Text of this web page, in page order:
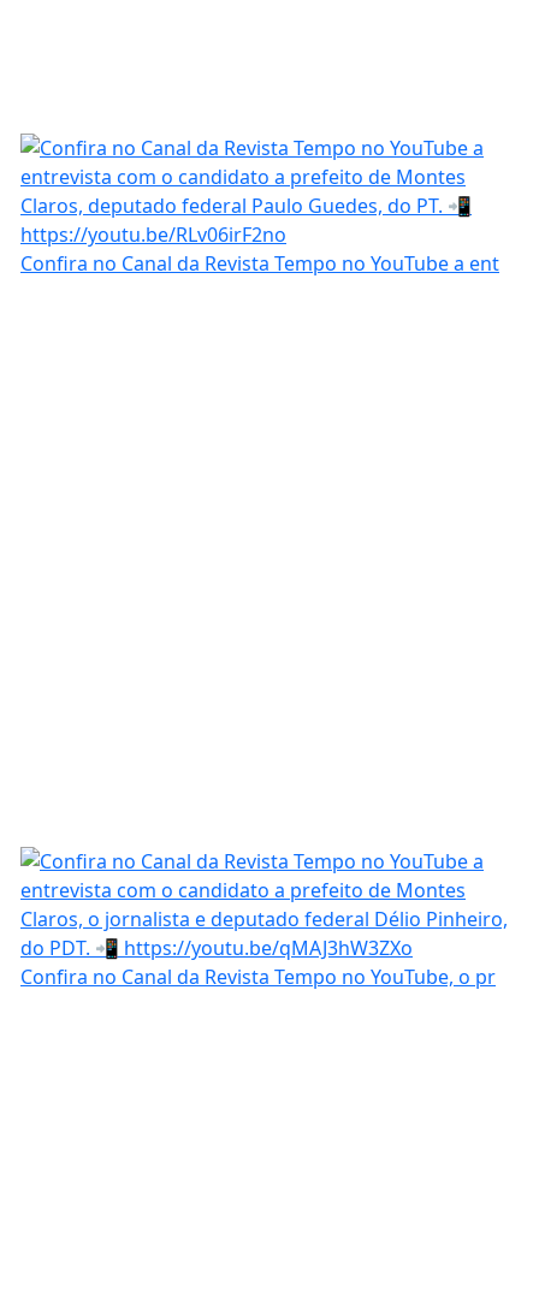
Confira no Canal da Revista Tempo no YouTube a ent
Confira no Canal da Revista Tempo no YouTube, o pr